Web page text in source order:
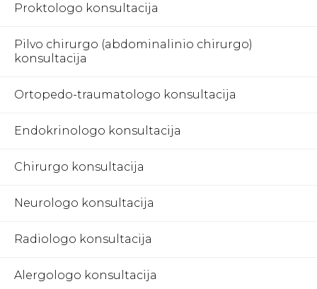
Proktologo konsultacija
Pilvo chirurgo (abdominalinio chirurgo)
konsultacija
Ortopedo-traumatologo konsultacija
Endokrinologo konsultacija
Chirurgo konsultacija
Neurologo konsultacija
Radiologo konsultacija
Alergologo konsultacija